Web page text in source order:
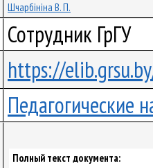
Шчарбініна В. П.
Сотрудник ГрГУ
https://
Педагогические
Полный текст документа: